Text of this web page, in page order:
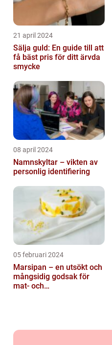
21 april 2024
Sälja guld: En guide till att
få bäst pris för ditt ärvda
smycke
08 april 2024
Namnskyltar – vikten av
personlig identifiering
05 februari 2024
Marsipan – en utsökt och
mångsidig godsak för
mat- och